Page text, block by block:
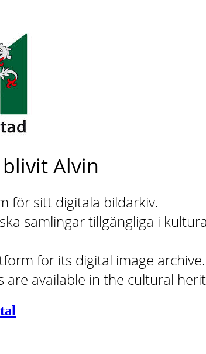
Alvin
för sitt digitala bildarkiv.
samlingar tillgängliga i
for its digital image archive.
available in the cultural